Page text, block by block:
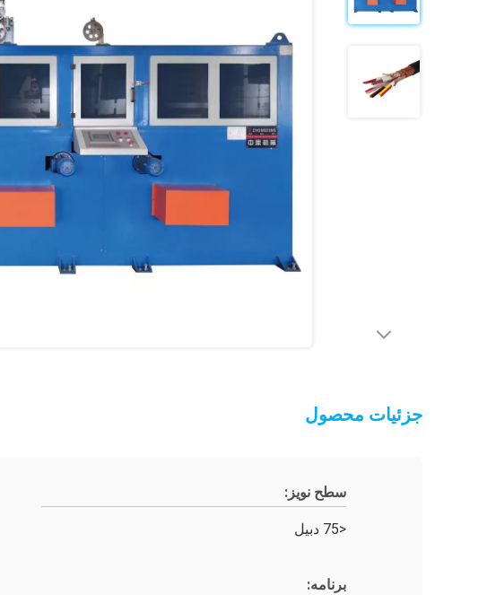
جزئیات محصول
سطح نویز:
<75 دبیل
برنامه: